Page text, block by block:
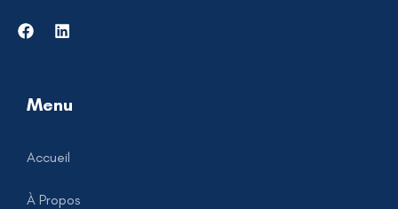
Menu
Accueil
À Propos